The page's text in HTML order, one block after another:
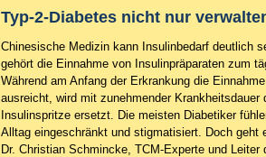
Typ-2-Diabetes nicht nur
Chinesische Medizin kann Insulinbedarf deutlich
gehört die Einnahme von Insulinpräparaten zum
Während am Anfang der Erkrankung die
ausreicht, wird mit zunehmender Krankheitsdauer
Insulinspritze ersetzt. Die meisten Diabetiker
Alltag eingeschränkt und stigmatisiert. Doch geht
Dr. Christian Schmincke, TCM-Experte und